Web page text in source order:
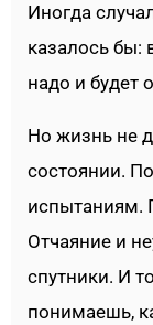
Иногда
казалось бы:
надо и будет
Но жизнь не
состоянии.
испытаниям.
Отчаяние и
спутники. И
понимаешь,